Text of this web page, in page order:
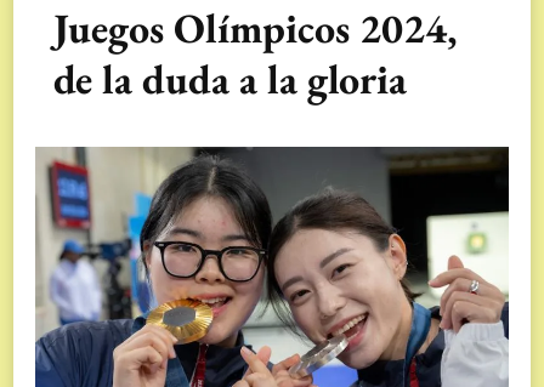
Juegos Olímpicos 2024,
de la duda a la gloria